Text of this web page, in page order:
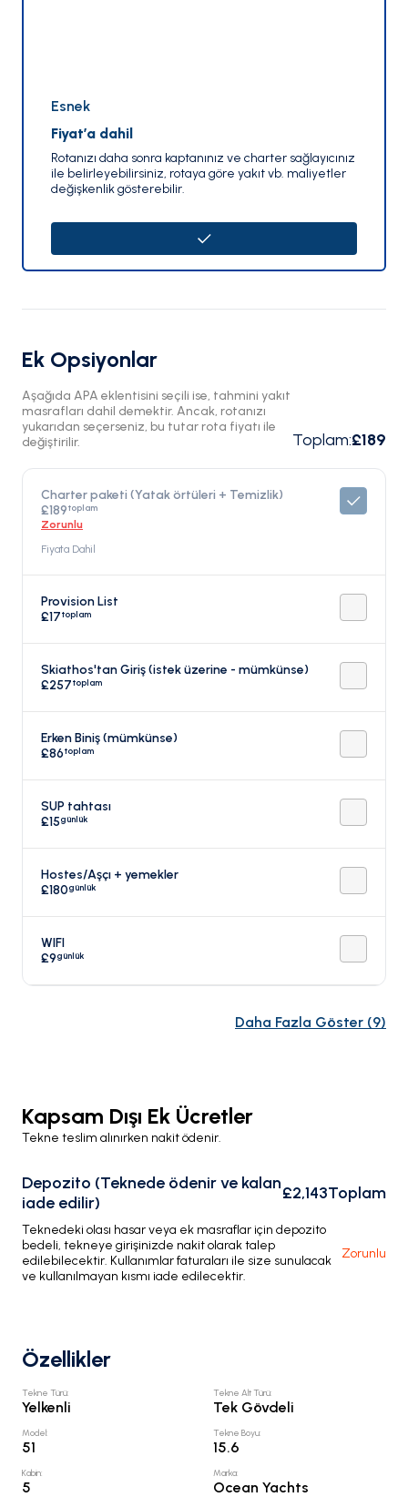
Esnek
Fiyat’a dahil
Rotanızı daha sonra kaptanınız ve charter sağlayıcınız
ile belirleyebilirsiniz, rotaya göre yakıt vb. maliyetler
değişkenlik gösterebilir.
Ek Opsiyonlar
Aşağıda APA eklentisini seçili ise, tahmini yakıt
masrafları dahil demektir. Ancak, rotanızı
yukarıdan seçerseniz, bu tutar rota fiyatı ile
değiştirilir.
Toplam:£189
Charter paketi (Yatak örtüleri + Temizlik)
£189toplam
Zorunlu
Fiyata Dahil
Provision List
£17toplam
Skiathos'tan Giriş (istek üzerine - mümkünse)
£257toplam
Erken Biniş (mümkünse)
£86toplam
SUP tahtası
£15günlük
Hostes/Aşçı + yemekler
£180günlük
WIFI
£9günlük
Daha Fazla Göster (9)
Kapsam Dışı Ek Ücretler
Tekne teslim alınırken nakit ödenir.
Depozito (Teknede ödenir ve kalan
iade edilir)
£2,143Toplam
Teknedeki olası hasar veya ek masraflar için depozito
bedeli, tekneye girişinizde nakit olarak talep
edilebilecektir. Kullanımlar faturaları ile size sunulacak
ve kullanılmayan kısmı iade edilecektir.
Zorunlu
Özellikler
Tekne Türü:
Yelkenli
Tekne Alt Türü:
Tek Gövdeli
Model:
51
Tekne Boyu:
15.6
Kabin:
5
Marka:
Ocean Yachts